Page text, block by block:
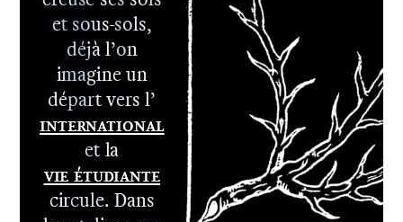
Le DNA
2e cycle -
Le DNSEP
et sous-sols,
déjà l’on
imagine un
départ vers l’
International
et la
Vie étudiante
circule. Dans